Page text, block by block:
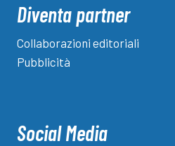
Diventa partner
Collaborazioni editoriali
Pubblicità
Social Media